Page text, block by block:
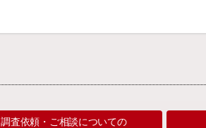
調査依頼・ご相談についての